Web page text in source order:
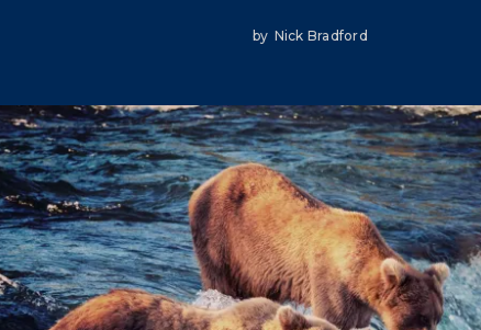
EMPLOYEE ENGAGEMENT
Research and Best Practices
Projects and Services
by Nick Bradford